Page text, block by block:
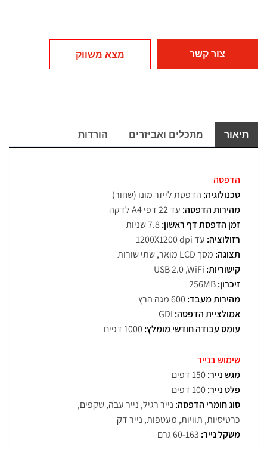
צור קשר מצא משווק
תיאור מתכלים ואביזרים הורדות
הדפסה
טכנולוגיה: הדפסת לייזר מונו (שחור)
מהירות הדפסה: עד 22 דפי A4 לדקה
זמן הדפסת דף ראשון:
רזולוציה: עד 1200X1200 dpi
תצוגה: מסך LCD מואר, שתי שורות
קישוריות:
זיכרון:
מהירות מעבד:
אמולציית הדפסה:
עומס עבודה חודשי מומלץ:
שימוש בנייר
מגש נייר:
פלט נייר:
סוג חומרי הדפסה: נייר רגיל, נייר עבה, שקפים,
כרטיסיות, תוויות, מעטפות, נייר דק
משקל נייר: